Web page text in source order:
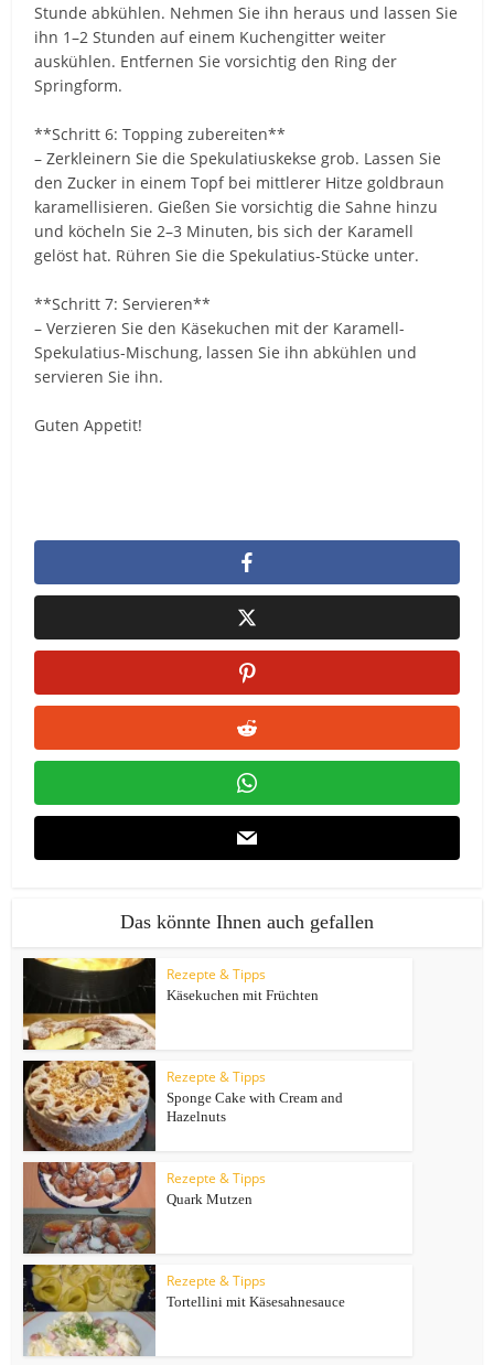
Stunde abkühlen. Nehmen Sie ihn heraus und lassen Sie
ihn 1–2 Stunden auf einem Kuchengitter weiter
auskühlen. Entfernen Sie vorsichtig den Ring der
Springform.
**Schritt 6: Topping zubereiten**
– Zerkleinern Sie die Spekulatiuskekse grob. Lassen Sie
den Zucker in einem Topf bei mittlerer Hitze goldbraun
karamellisieren. Gießen Sie vorsichtig die Sahne hinzu
und köcheln Sie 2–3 Minuten, bis sich der Karamell
gelöst hat. Rühren Sie die Spekulatius-Stücke unter.
**Schritt 7: Servieren**
– Verzieren Sie den Käsekuchen mit der Karamell-
Spekulatius-Mischung, lassen Sie ihn abkühlen und
servieren Sie ihn.
Guten Appetit!
Das könnte Ihnen auch gefallen
Rezepte & Tipps
Käsekuchen mit Früchten
Rezepte & Tipps
Sponge Cake with Cream and
Hazelnuts
Rezepte & Tipps
Quark Mutzen
Rezepte & Tipps
Tortellini mit Käsesahnesauce